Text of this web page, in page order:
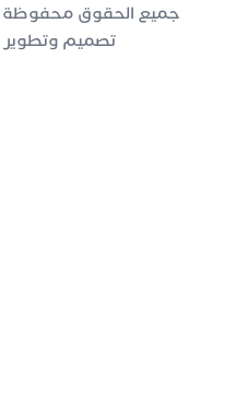
جميع الحقوق محفوظة
تصميم وتطوير